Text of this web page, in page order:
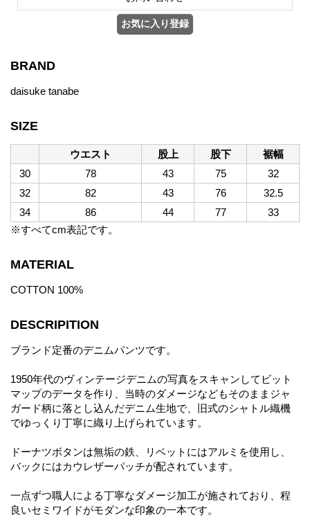
BRAND
daisuke tanabe
SIZE
ウエスト 股上 股下
裾幅
30
78 43 75
32
32
82 43 76
32.5
34
86 44 77
33
※すべてcm表記です。
MATERIAL
COTTON 100%
DESCRIPITION
ブランド定番のデニムパンツです。
1950年代のヴィンテージデニムの写真をスキャンしてビット
マップのデータを作り、当時のダメージなどもそのままジャ
ガード柄に落とし込んだデニム生地で、旧式のシャトル織機
でゆっくり丁寧に織り上げられています。
ドーナツボタンは無垢の鉄、リベットにはアルミを使用し、
バックにはカウレザーパッチが配されています。
一点ずつ職人による丁寧なダメージ加工が施されており、程
良いセミワイドがモダンな印象の一本です。